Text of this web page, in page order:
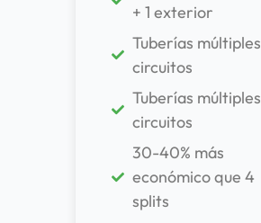
+ 1 exterior
Tuberías múltiples
circuitos
Tuberías múltiples
circuitos
30-40% más
económico que 4
splits